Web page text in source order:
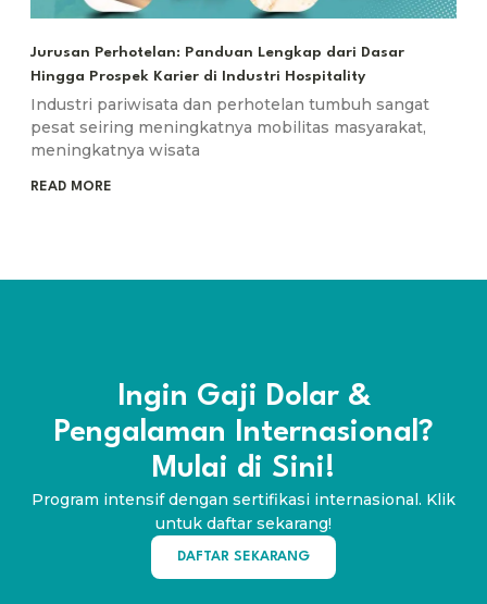
Jurusan Perhotelan: Panduan Lengkap dari Dasar
Hingga Prospek Karier di Industri Hospitality
Industri pariwisata dan perhotelan tumbuh sangat
pesat seiring meningkatnya mobilitas masyarakat,
meningkatnya wisata
READ MORE
Ingin Gaji Dolar &
Pengalaman Internasional?
Mulai di Sini!
Program intensif dengan sertifikasi internasional. Klik
untuk daftar sekarang!
DAFTAR SEKARANG